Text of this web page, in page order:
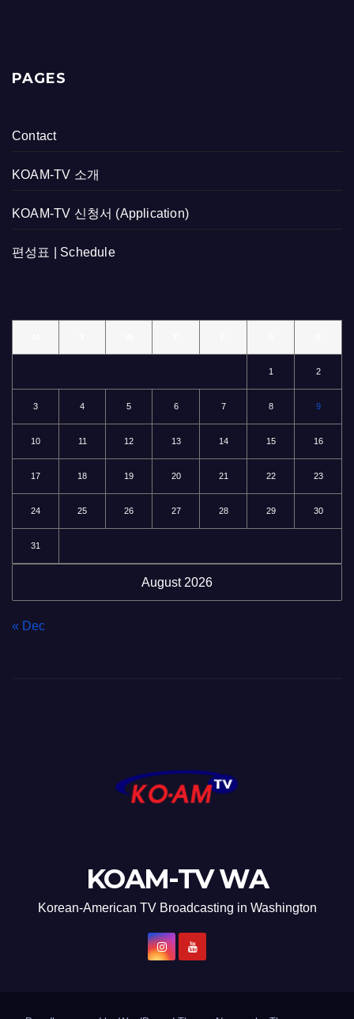
PAGES
Contact
KOAM-TV 소개
KOAM-TV 신청서 (Application)
편성표 | Schedule
August 2026
1 2
3 4 5 6 7 8 9
10 11 12 13 14 15 16
17 18 19 20 21 22 23
24 25 26 27 28 29 30
31
« Dec
KOAM-TV WA
Korean-American TV Broadcasting in Washington